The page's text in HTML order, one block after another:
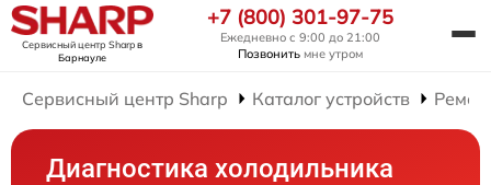
Сервисный центр Sharpв
Барнауле
+7 (800) 301-97-75
Ежедневно с 9:00 до 21:00
Позвонить мне утром
Сервисный центр Sharp Каталог устройств
Диагностика холодильника